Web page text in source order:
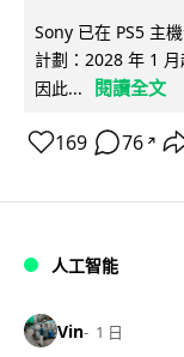
Sony 已在 PS5 主
計劃：2028 年 1
因此...
閱讀全文
169 76 ↗
人工智能
Vin 1 日